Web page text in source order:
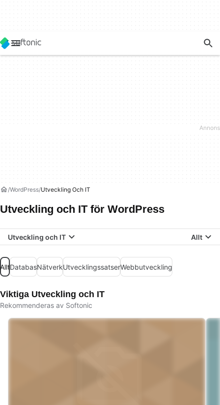
WordPress Utveckling Och IT
Utveckling och IT för WordPress
Utveckling och IT Allt
AlltDatabasNätverkUtvecklingssatserWebbutveckling
Viktiga Utveckling och IT
Rekommenderas av Softonic